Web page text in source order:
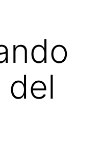
del